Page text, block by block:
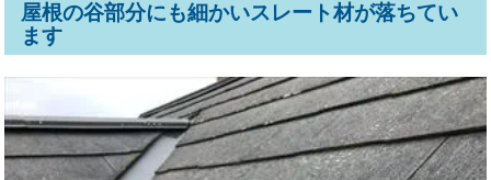
屋根の谷部分にも細かいスレート材が落ちてい
ます